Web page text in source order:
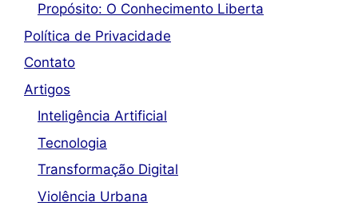
Propósito: O Conhecimento Liberta
Política de Privacidade
Contato
Artigos
Inteligência Artificial
Tecnologia
Transformação Digital
Violência Urbana